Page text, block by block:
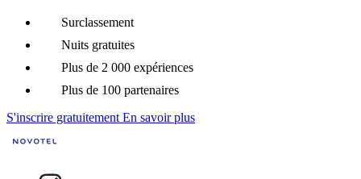
Surclassement
Nuits gratuites
Plus de 2 000 expériences
Plus de 100 partenaires
S'inscrire gratuitement En savoir plus